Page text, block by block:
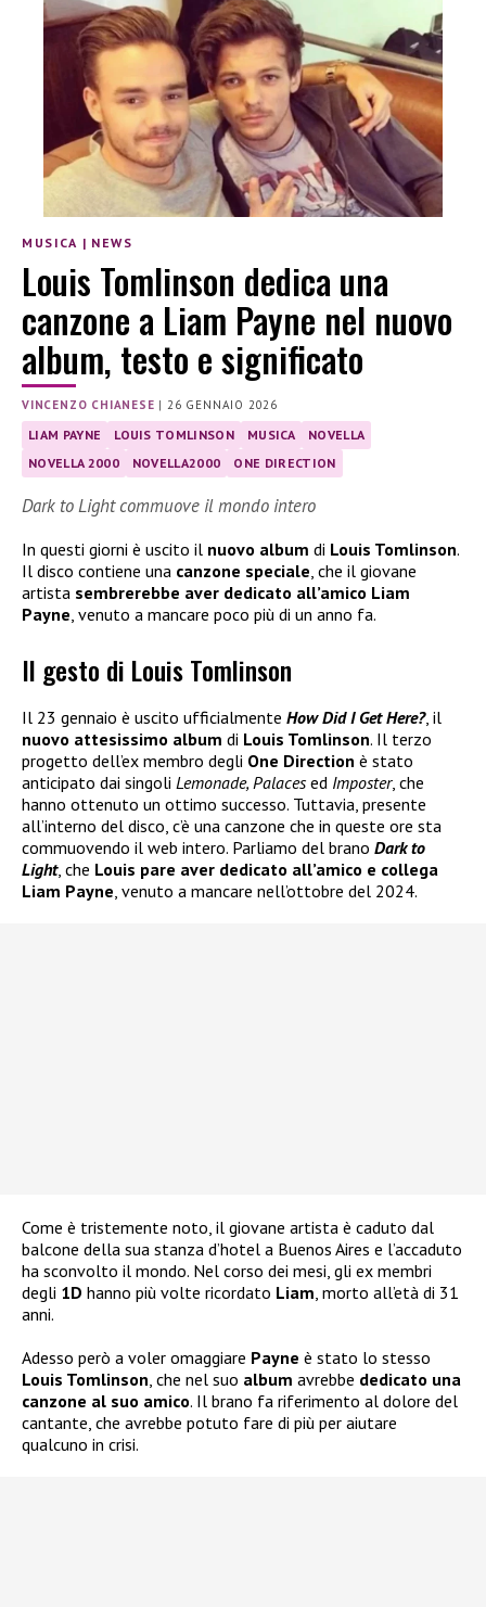
MUSICA | NEWS
Louis Tomlinson dedica una
canzone a Liam Payne nel nuovo
album, testo e significato
VINCENZO CHIANESE | 26 GENNAIO 2026
LIAM PAYNE LOUIS TOMLINSON MUSICA
NOVELLA
NOVELLA 2000
NOVELLA2000 ONE DIRECTION
Dark to Light commuove il mondo intero
In questi giorni è uscito il nuovo album di Louis Tomlinson.
Il disco contiene una canzone speciale, che il giovane
artista sembrerebbe aver dedicato all’amico Liam
Payne, venuto a mancare poco più di un anno fa.
Il gesto di Louis Tomlinson
Il 23 gennaio è uscito ufficialmente How Did I Get Here?, il
nuovo attesissimo album di Louis Tomlinson. Il terzo
progetto dell’ex membro degli One Direction è stato
anticipato dai singoli Lemonade, Palacesed Imposter, che
hanno ottenuto un ottimo successo. Tuttavia, presente
all’interno del disco, c’è una canzone che in queste ore sta
commuovendo il web intero. Parliamo del brano Dark to
Light, che Louis pare aver dedicato all’amico e collega
Liam Payne , venuto a mancare nell’ottobre del 2024.
Come è tristemente noto, il giovane artista è caduto dal
balcone della sua stanza d’hotel a Buenos Aires e l’accaduto
ha sconvolto il mondo. Nel corso dei mesi, gli ex membri
degli 1D hanno più volte ricordato Liam , morto all’età di 31
anni.
Adesso però a voler omaggiare Payne è stato lo stesso
Louis Tomlinson , che nel suo album avrebbe dedicato una
canzone al suo amico. Il brano fa riferimento al dolore del
cantante, che avrebbe potuto fare di più per aiutare
qualcuno in crisi.